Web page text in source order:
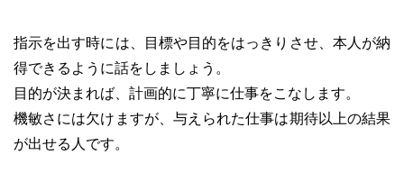
指示を出す時には、目標や目的をはっきりさせ、本人が納
得できるように話をしましょう。
目的が決まれば、計画的に丁寧に仕事をこなします。
機敏さには欠けますが、与えられた仕事は期待以上の結果
が出せる人です。